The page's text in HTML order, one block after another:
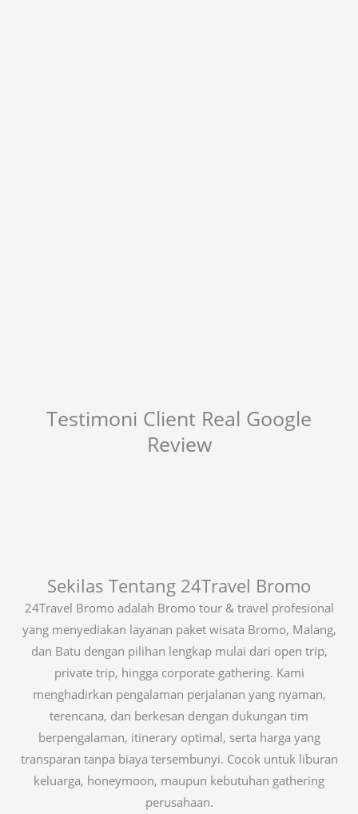
Testimoni Client Real Google
Review
Sekilas Tentang 24Travel Bromo
24Travel Bromo adalah Bromo tour & travel profesional
yang menyediakan layanan paket wisata Bromo, Malang,
dan Batu dengan pilihan lengkap mulai dari open trip,
private trip, hingga corporate gathering. Kami
menghadirkan pengalaman perjalanan yang nyaman,
terencana, dan berkesan dengan dukungan tim
berpengalaman, itinerary optimal, serta harga yang
transparan tanpa biaya tersembunyi. Cocok untuk liburan
keluarga, honeymoon, maupun kebutuhan gathering
perusahaan.